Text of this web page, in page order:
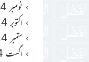
نومبر 2024
اکتوبر 2024
ستمبر 2024
اگست 2024